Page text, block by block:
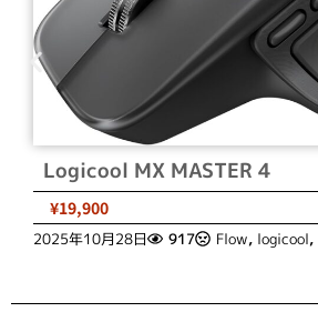
Logicool MX MASTER 4
¥19,900
2025年10月28日 917 Flow, logicool,